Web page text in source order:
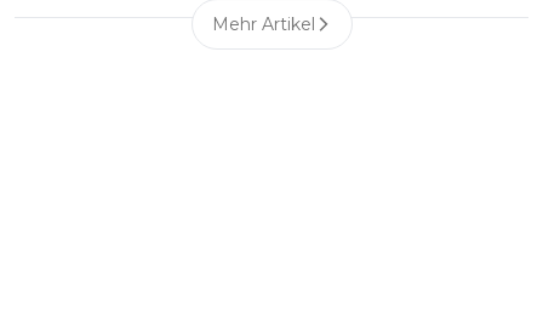
Mehr Artikel